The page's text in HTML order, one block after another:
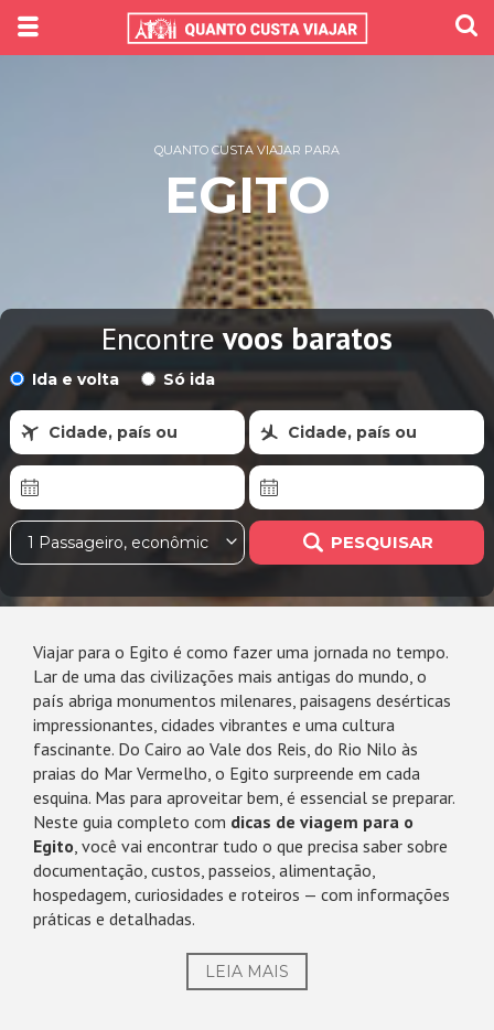
QUANTO CUSTA VIAJAR PARA
EGITO
Encontrevoos baratos
Ida e volta Só ida
Cidade, país ou Cidade, país ou
1 Passageiro, econômica PESQUISAR
Viajar para o Egito é como fazer uma jornada no tempo.
Lar de uma das civilizações mais antigas do mundo, o
país abriga monumentos milenares, paisagens desérticas
impressionantes, cidades vibrantes e uma cultura
fascinante. Do Cairo ao Vale dos Reis, do Rio Nilo às
praias do Mar Vermelho, o Egito surpreende em cada
esquina. Mas para aproveitar bem, é essencial se preparar.
Neste guia completo com dicas de viagem para o
Egito, você vai encontrar tudo o que precisa saber sobre
documentação, custos, passeios, alimentação,
hospedagem, curiosidades e roteiros — com informações
práticas e detalhadas.
LEIA MAIS